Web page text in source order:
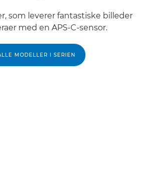
som leverer fantastiske billeder
med en APS-C-sensor.
MODELLER I SERIEN